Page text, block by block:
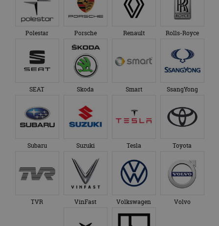
Polestar Porsche Renault Rolls-Royce
SEAT Skoda Smart SsangYong
Subaru Suzuki Tesla Toyota
TVR VinFast Volkswagen Volvo